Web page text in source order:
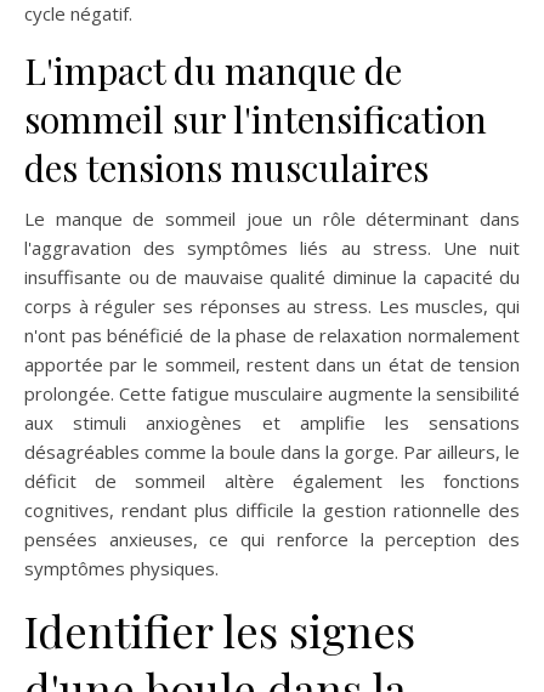
cycle négatif.
L'impact du manque de
sommeil sur l'intensification
des tensions musculaires
Le manque de sommeil joue un rôle déterminant dans
l'aggravation des symptômes liés au stress. Une nuit
insuffisante ou de mauvaise qualité diminue la capacité du
corps à réguler ses réponses au stress. Les muscles, qui
n'ont pas bénéficié de la phase de relaxation normalement
apportée par le sommeil, restent dans un état de tension
prolongée. Cette fatigue musculaire augmente la sensibilité
aux stimuli anxiogènes et amplifie les sensations
désagréables comme la boule dans la gorge. Par ailleurs, le
déficit de sommeil altère également les fonctions
cognitives, rendant plus difficile la gestion rationnelle des
pensées anxieuses, ce qui renforce la perception des
symptômes physiques.
Identifier les signes